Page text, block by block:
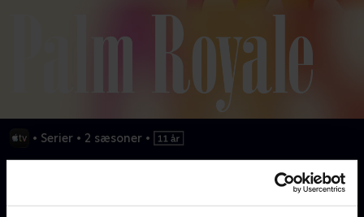
• Serier • 2 sæsoner •
Året er 1969, og en ambitiøs kvinde drømmer om at træde ind i
de velhavendes verden og sikre sig en plads ved USA's mest
eksklusive, fashionable og svigefulde bord blandt overklassen i